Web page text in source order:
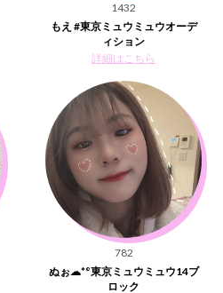
1432
もえ #東京ミュウミュウオーデ
ィション
詳細はこちら
782
ぬぉ☁*°東京ミュウミュウ14ブ
ロック